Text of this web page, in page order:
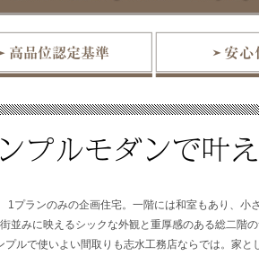
1プランのみの企画住宅。一階には和室もあり、小
街並みに映えるシックな外観と重厚感のある総二階
プルで使いよい間取りも志水工務店ならでは。家と